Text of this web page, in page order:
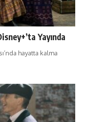
Yayında
hayatta kalma